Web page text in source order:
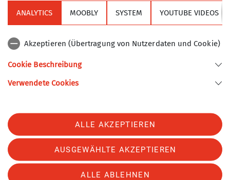
Alpenverein
Sektion Turner-Alpenkränzchen des Deutschen Alpenvereins e.V.
Telefon +49894485357
Datenschutz-Einstellungen
Datenschutz
Impressum
ANALYTICS MOOBLY SYSTEM YOUTUBE VIDEOS
Akzeptieren (Übertragung von Nutzerdaten und Cookie)
Cookie Beschreibung
Verwendete Cookies
ALLE AKZEPTIEREN
AUSGEWÄHLTE AKZEPTIEREN
ALLE ABLEHNEN